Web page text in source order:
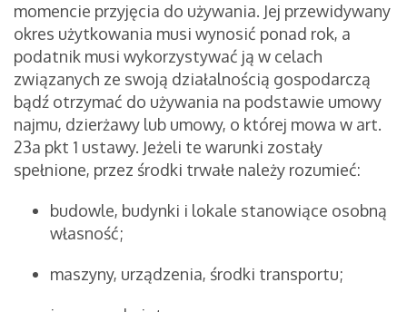
momencie przyjęcia do używania. Jej przewidywany
okres użytkowania musi wynosić ponad rok, a
podatnik musi wykorzystywać ją w celach
związanych ze swoją działalnością gospodarczą
bądź otrzymać do używania na podstawie umowy
najmu, dzierżawy lub umowy, o której mowa w art.
23a pkt 1 ustawy. Jeżeli te warunki zostały
spełnione, przez środki trwałe należy rozumieć:
budowle, budynki i lokale stanowiące osobną
własność;
maszyny, urządzenia, środki transportu;